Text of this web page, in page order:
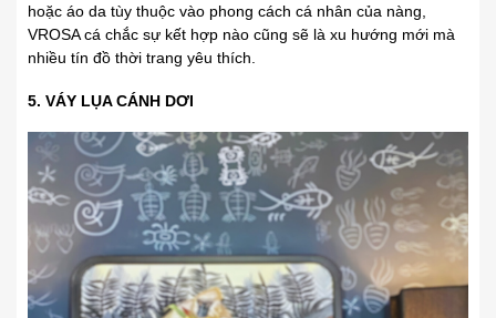
hoặc áo da tùy thuộc vào phong cách cá nhân của nàng,
VROSA cá chắc sự kết hợp nào cũng sẽ là xu hướng mới mà
nhiều tín đồ thời trang yêu thích.
5. VÁY LỤA CÁNH DƠI